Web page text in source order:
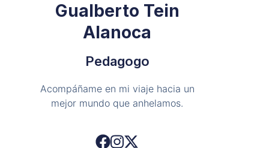
Gualberto Tein
Alanoca
Pedagogo
Acompáñame en mi viaje hacia un
mejor mundo que anhelamos.